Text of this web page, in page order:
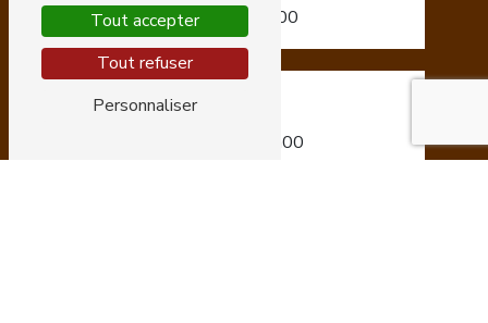
9h00 - 12h00
10h00 - 20h00
Tout accepter
Tout refuser
Personnaliser